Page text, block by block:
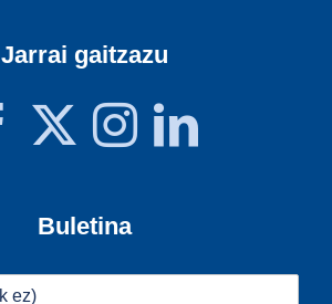
Jarrai gaitzazu
Buletina